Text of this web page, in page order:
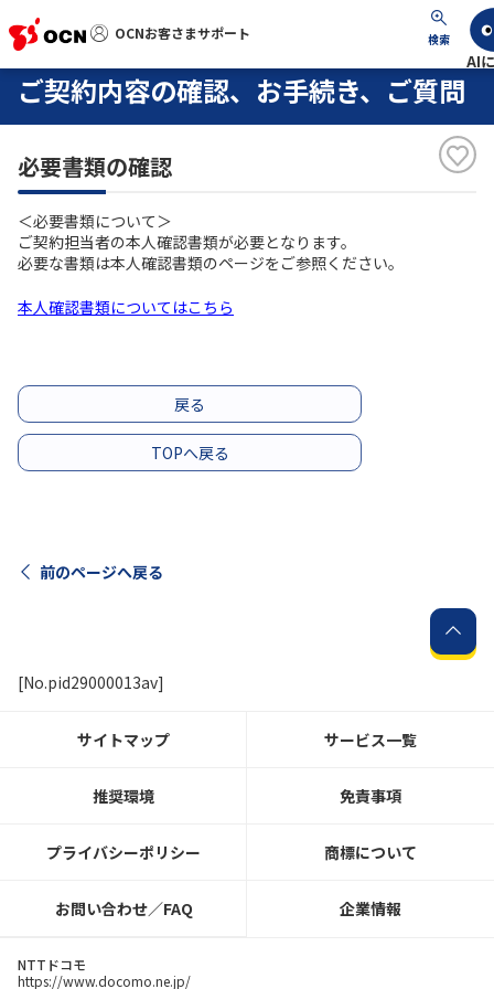
OCNお客さまサポート 検索
OCNお客さまサポート
マイページ
サポートトップ
サービス名から探す
各種ダウンロード
サポートサイトの
こちら
工事・故障情報
OCN サービス一覧
ご契約内容の確認、お手続き、ご質問
必要書類の確認
＜必要書類について＞
ご契約担当者の本人確認書類が必要となります。
必要な書類は本人確認書類のページをご参照ください。
本人確認書類についてはこちら
戻る
TOPへ戻る
前のページへ戻る
[No.pid29000013av]
サイトマップ サービス一覧
推奨環境 免責事項
プライバシーポリシー 商標について
お問い合わせ／FAQ 企業情報
NTTドコモ
https://www.docomo.ne.jp/